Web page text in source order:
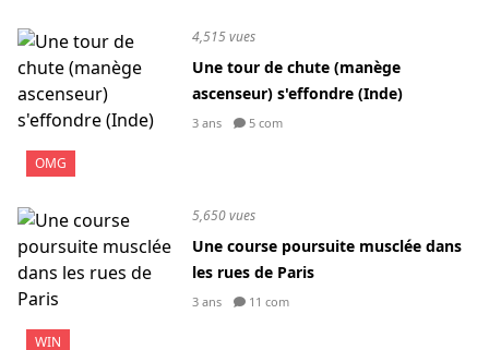
OMG
4,515 vues
Une tour de chute (manège
ascenseur) s'effondre (Inde)
3 ans 5 com
WIN
5,650 vues
Une course poursuite musclée dans
les rues de Paris
3 ans 11 com